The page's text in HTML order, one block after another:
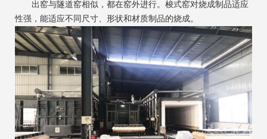
出窑与隧道窑相似，都在窑外进行。梭式窑对烧成制品适应
性强，能适应不同尺寸、形状和材质制品的烧成。